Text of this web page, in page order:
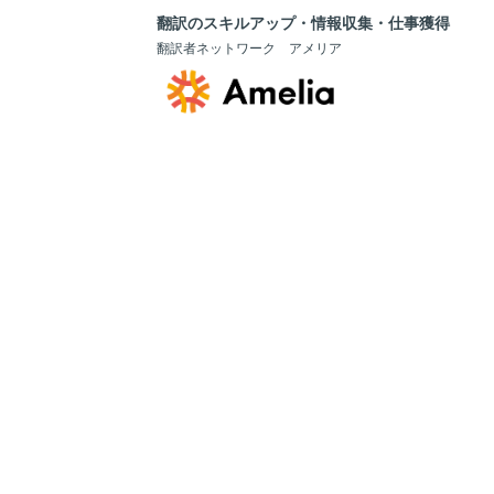
翻訳のスキルアップ・情報収集・仕事獲得
翻訳者ネットワーク アメリア